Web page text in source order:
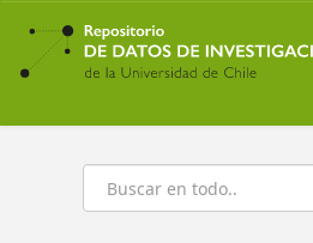
Ir
contenido
principal
Buscar